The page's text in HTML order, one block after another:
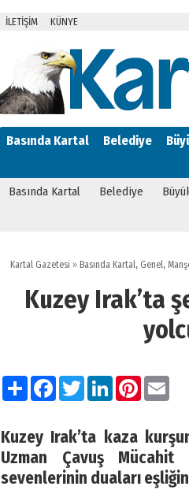
İLETİŞİM KÜNYE
Basında Kartal Belediye
Basında Kartal Belediye
Kartal Gazetesi » Basında Kartal, Genel,
Kuzey Irak’ta
PaylaşFacebook
TwitterLinkedInPinterest
Kuzey Irak’ta kaza
Uzman Çavuş
sevenlerinin duaları